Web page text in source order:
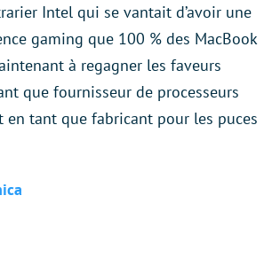
Intel qui se vantait d’avoir une
gaming que 100 % des MacBook
à regagner les faveurs
que fournisseur de processeurs
en tant que fabricant pour les puces